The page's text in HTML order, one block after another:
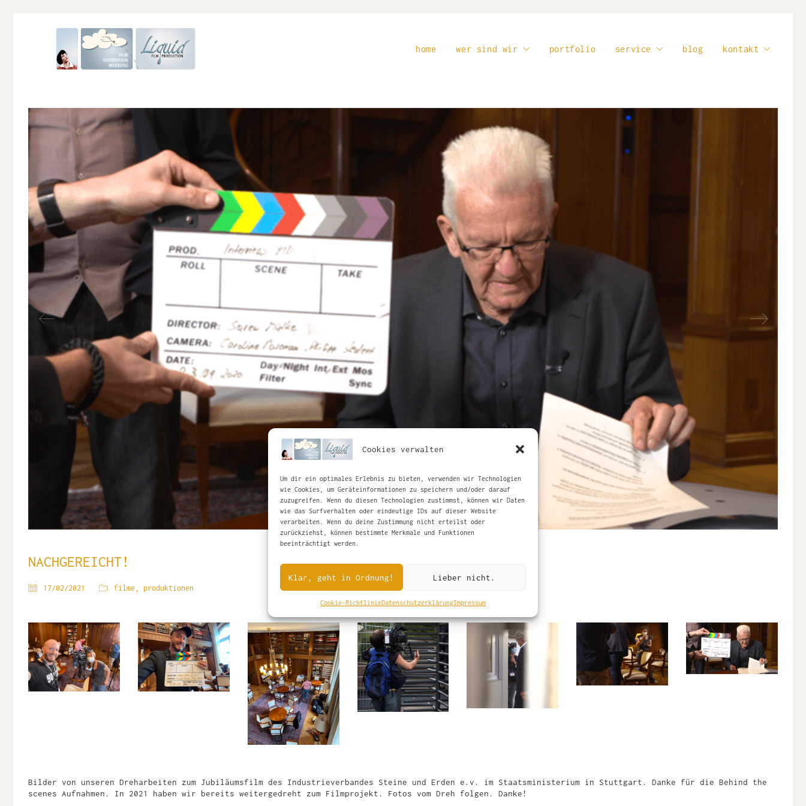
Cookies verwalten
Um dir ein optimales Erlebnis zu bieten, verwenden wir Technologien
wie Cookies, um Geräteinformationen zu speichern und/oder darauf
zuzugreifen. Wenn du diesen Technologien zustimmst, können wir Daten
wie das Surfverhalten oder eindeutige IDs auf dieser Website
verarbeiten. Wenn du deine Zustimmung nicht erteilst oder
zurückziehst, können bestimmte Merkmale und Funktionen
beeinträchtigt werden.
Klar, geht in Ordnung! Lieber nicht.
Cookie-RichtlinieDatenschutzerklärungImpressum
home wer sind wir portfolio service blog kontakt
NACHGEREICHT!
17/02/2021 filme, produktionen
Bilder von unseren Dreharbeiten zum Jubiläumsfilm des Industrieverbandes Steine und Erden e.v. im Staatsministerium in Stuttgart. Danke für die Behind the
scenes Aufnahmen. In 2021 haben wir bereits weitergedreht zum Filmprojekt. Fotos vom Dreh folgen. Danke!